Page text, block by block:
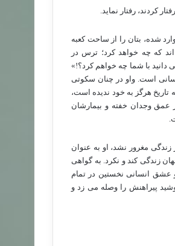
کردند، رفتار نماید.
شده، بتان را از ساحت کعبه
که چه خواهد کرد؛ ترس در
با شما چه خواهم کرد؟!»
است. واو در چنان سکوتی
تاریخ هرگز به خود ندیده است،
عمق وجدان خفته و بیمارشان
مغرور نشد، او به عنوان
زندگی کند و نکرد. به گواهی
انسانی نخستین در تمام
پیراهنش را وصله می زد و